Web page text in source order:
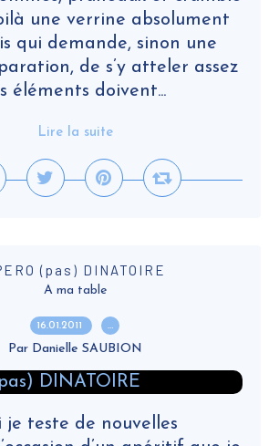
une verrine absolument
qui demande, sinon une
de s’y atteler assez
éléments doivent...
Lire la suite
(pas) DINATOIRE
A ma table
16.01.2011 …
Par Danielle SAUBION
je teste de nouvelles